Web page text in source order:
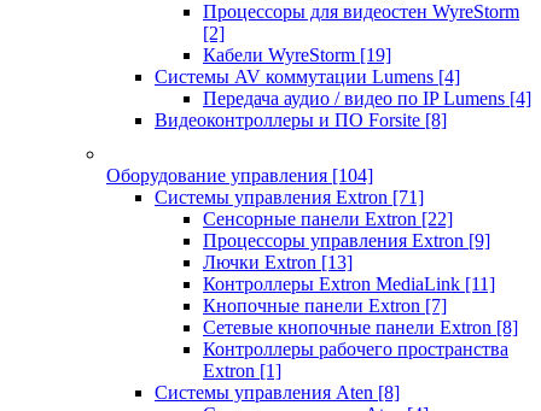
Процессоры для видеостен WyreStorm
[2]
Кабели WyreStorm [19]
Системы AV коммутации Lumens [4]
Передача аудио / видео по IP Lumens [4]
Видеоконтроллеры и ПО Forsite [8]
Оборудование управления [104]
Системы управления Extron [71]
Сенсорные панели Extron [22]
Процессоры управления Extron [9]
Лючки Extron [13]
Контроллеры Extron MediaLink [11]
Кнопочные панели Extron [7]
Сетевые кнопочные панели Extron [8]
Контроллеры рабочего пространства
Extron [1]
Системы управления Aten [8]